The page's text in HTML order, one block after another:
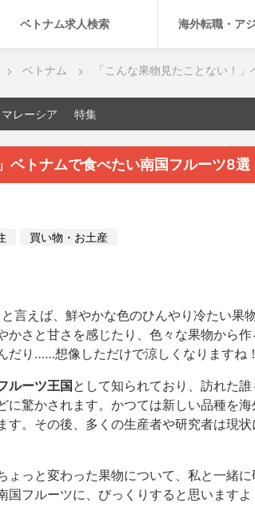
ベトナム求人検索 海外転職・ア
ベトナム 「こんな果物見たことない！
マレーシア 特集
ベトナムで食べたい南国フルーツ8選
買い物・お土産
言えば、鮮やかな色のひんやり冷たい果
かさと甘さを感じたり、色々な果物から
だり……想像しただけで涼しくなりますね！
ルーツ王国 として知られており、訪れた
に驚かされます。かつては新しい品種を
す。その後、多くの生産者や研究者は現
っと変わった果物について、私と一緒に
国フルーツに、びっくりすると思いますよ